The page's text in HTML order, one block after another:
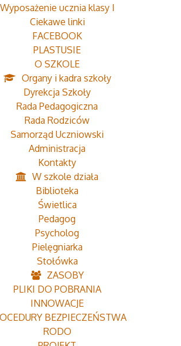
Wyposażenie ucznia klasy I
Ciekawe linki
FACEBOOK
PLASTUSIE
O SZKOLE
Organy i kadra szkoły
Dyrekcja Szkoły
Rada Pedagogiczna
Rada Rodziców
Samorząd Uczniowski
Administracja
Kontakty
W szkole działa
Biblioteka
Świetlica
Pedagog
Psycholog
Pielęgniarka
Stołówka
ZASOBY
PLIKI DO POBRANIA
INNOWACJE
BEZPIECZEŃSTWA
RODO